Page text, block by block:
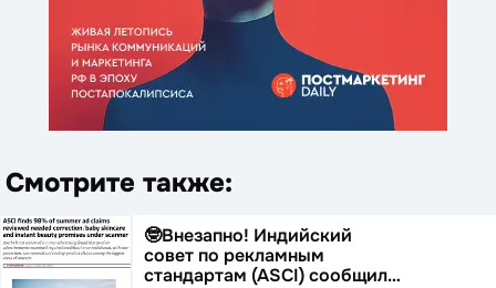
Смотрите также:
🤓Внезапно! Индийский
совет по рекламным
стандартам (ASCI) сообщил…